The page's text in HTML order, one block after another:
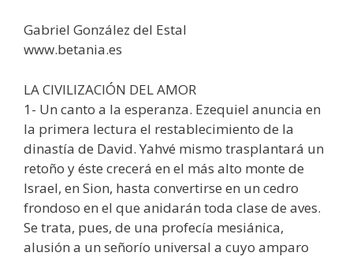
Gabriel González del Estal
www.betania.es
LA CIVILIZACIÓN DEL AMOR
1- Un canto a la esperanza. Ezequiel anuncia en
la primera lectura el restablecimiento de la
dinastía de David. Yahvé mismo trasplantará un
retoño y éste crecerá en el más alto monte de
Israel, en Sion, hasta convertirse en un cedro
frondoso en el que anidarán toda clase de aves.
Se trata, pues, de una profecía mesiánica,
alusión a un señorío universal a cuyo amparo